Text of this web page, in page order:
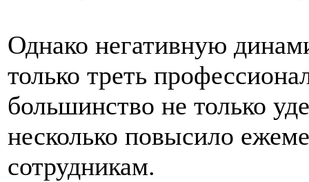
Однако негативную
только треть
большинство не только
несколько повысило
сотрудникам.